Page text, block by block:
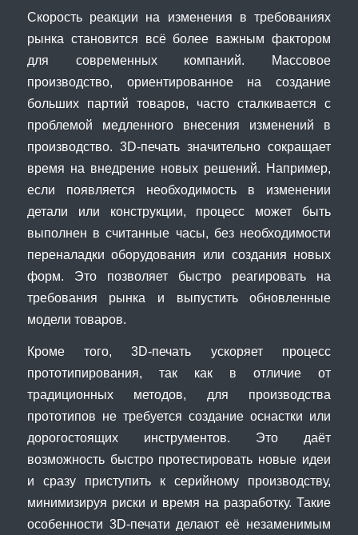
Скорость реакции на изменения в требованиях
рынка становится всё более важным фактором
для современных компаний. Массовое
производство, ориентированное на создание
больших партий товаров, часто сталкивается с
проблемой медленного внесения изменений в
производство. 3D-печать значительно сокращает
время на внедрение новых решений. Например,
если появляется необходимость в изменении
детали или конструкции, процесс может быть
выполнен в считанные часы, без необходимости
переналадки оборудования или создания новых
форм. Это позволяет быстро реагировать на
требования рынка и выпустить обновленные
модели товаров.
Кроме того, 3D-печать ускоряет процесс
прототипирования, так как в отличие от
традиционных методов, для производства
прототипов не требуется создание оснастки или
дорогостоящих инструментов. Это даёт
возможность быстро протестировать новые идеи
и сразу приступить к серийному производству,
минимизируя риски и время на разработку. Такие
особенности 3D-печати делают её незаменимым